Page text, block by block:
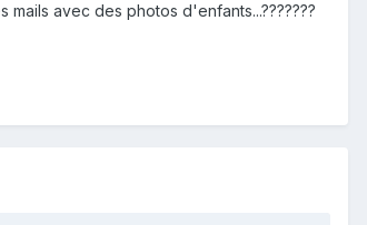
avec des photos d'enfants...???????